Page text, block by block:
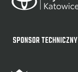
SPONSOR TECHNICZNY